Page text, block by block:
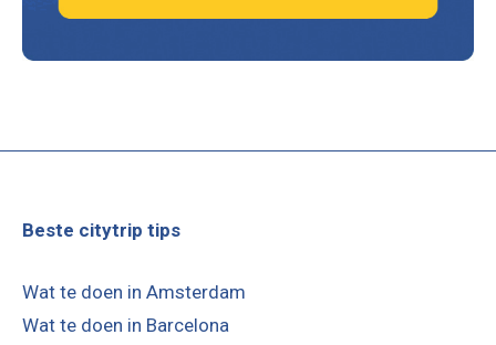
Beste citytrip tips
Wat te doen in Amsterdam
Wat te doen in Barcelona